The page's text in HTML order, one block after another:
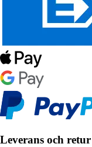
Leverans och retur